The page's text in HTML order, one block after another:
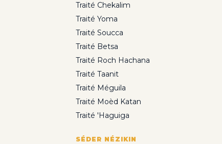
Traité Chekalim
Traité Yoma
Traité Soucca
Traité Betsa
Traité Roch Hachana
Traité Taanit
Traité Méguila
Traité Moèd Katan
Traité 'Haguiga
SÉDER NÉZIKIN